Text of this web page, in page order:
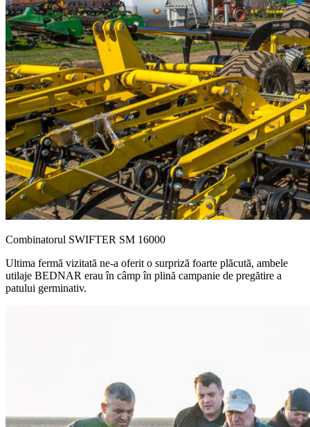
Combinatorul SWIFTER SM 16000
Ultima fermă vizitată ne-a oferit o surpriză foarte plăcută, ambele
utilaje BEDNAR erau în câmp în plină campanie de pregătire a
patului germinativ.